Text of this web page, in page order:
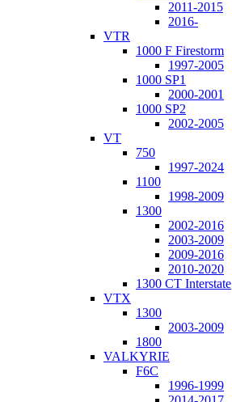
2011-2015
2016-
VTR
1000 F Firestorm
1997-2005
1000 SP1
2000-2001
1000 SP2
2002-2005
VT
750
1997-2024
1100
1998-2009
1300
2002-2016
2003-2009
2009-2016
2010-2020
1300 CT Interstate
VTX
1300
2003-2009
1800
VALKYRIE
F6C
1996-1999